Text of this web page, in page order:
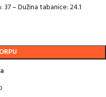
– Dužina tabanice: 24.1